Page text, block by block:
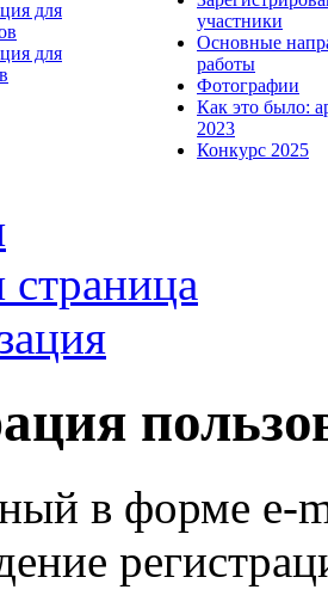
для
для
участники
Основные
работы
Фотографии
Как это было:
2023
Конкурс 2025
страница
в форме e-